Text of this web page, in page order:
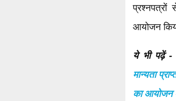
प्रश्नपत्रों
आयोजन
ये भी पढ़ें -
मान्यता
का आयोजन